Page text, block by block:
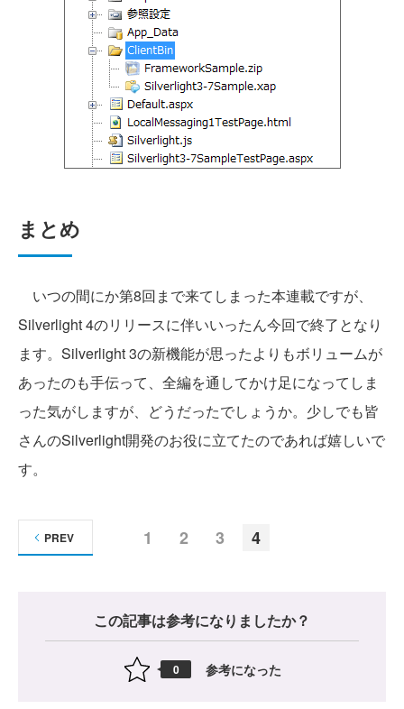
まとめ
いつの間にか第8回まで来てしまった本連載ですが、
Silverlight 4のリリースに伴いいったん今回で終了となり
ます。Silverlight 3の新機能が思ったよりもボリュームが
あったのも手伝って、全編を通してかけ足になってしま
った気がしますが、どうだったでしょうか。少しでも皆
さんのSilverlight開発のお役に立てたのであれば嬉しいで
す。
1 2 3 4
PREV
この記事は参考になりましたか？
0 参考になった